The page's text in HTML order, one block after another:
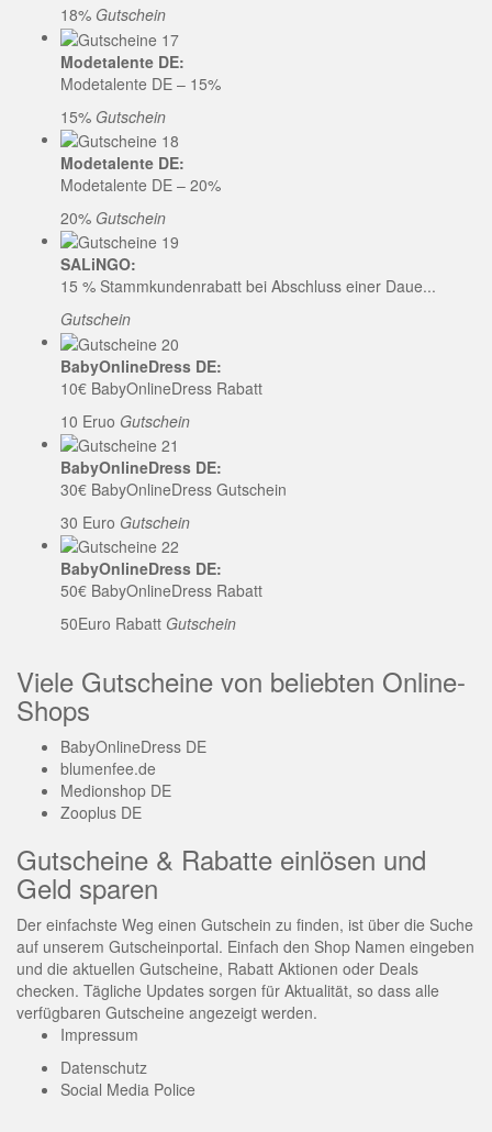
18% Gutschein
Modetalente DE:
Modetalente DE – 15%
15% Gutschein
Modetalente DE:
Modetalente DE – 20%
20% Gutschein
SALiNGO:
15 % Stammkundenrabatt bei Abschluss einer Daue...
Gutschein
BabyOnlineDress DE:
10€ BabyOnlineDress Rabatt
10 Eruo Gutschein
BabyOnlineDress DE:
30€ BabyOnlineDress Gutschein
30 Euro Gutschein
BabyOnlineDress DE:
50€ BabyOnlineDress Rabatt
50Euro Rabatt Gutschein
Viele Gutscheine von beliebten Online-
Shops
BabyOnlineDress DE
blumenfee.de
Medionshop DE
Zooplus DE
Gutscheine & Rabatte einlösen und
Geld sparen
Der einfachste Weg einen Gutschein zu finden, ist über die Suche
auf unserem Gutscheinportal. Einfach den Shop Namen eingeben
und die aktuellen Gutscheine, Rabatt Aktionen oder Deals
checken. Tägliche Updates sorgen für Aktualität, so dass alle
verfügbaren Gutscheine angezeigt werden.
Impressum
Datenschutz
Social Media Police